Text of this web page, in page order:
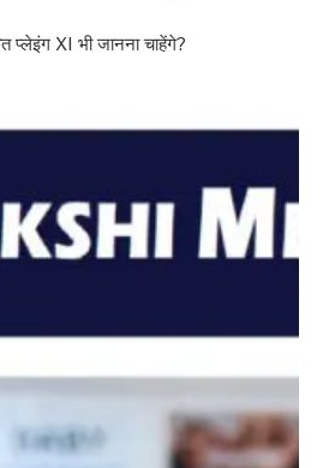
प्लेइंग XI भी जानना चाहेंगे?